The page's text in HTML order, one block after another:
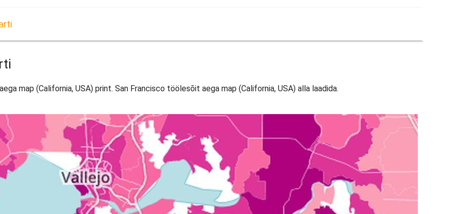
map (California, USA) print. San Francisco töölesõit aega map (California, USA) alla laadida.